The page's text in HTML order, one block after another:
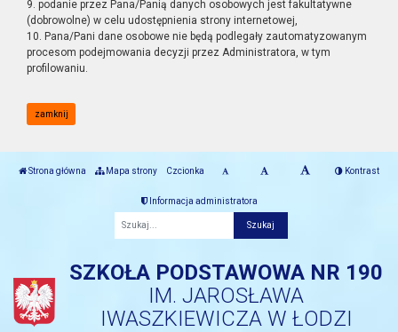
9. podanie przez Pana/Panią danych osobowych jest fakultatywne
(dobrowolne) w celu udostępnienia strony internetowej,
10. Pana/Pani dane osobowe nie będą podlegały zautomatyzowanym
procesom podejmowania decyzji przez Administratora, w tym
profilowaniu.
zamknij
Strona główna Mapa strony Czcionka Kontrast
Informacja administratora
SZKOŁA PODSTAWOWA NR 190
IM. JAROSŁAWA
IWASZKIEWICZA W ŁODZI